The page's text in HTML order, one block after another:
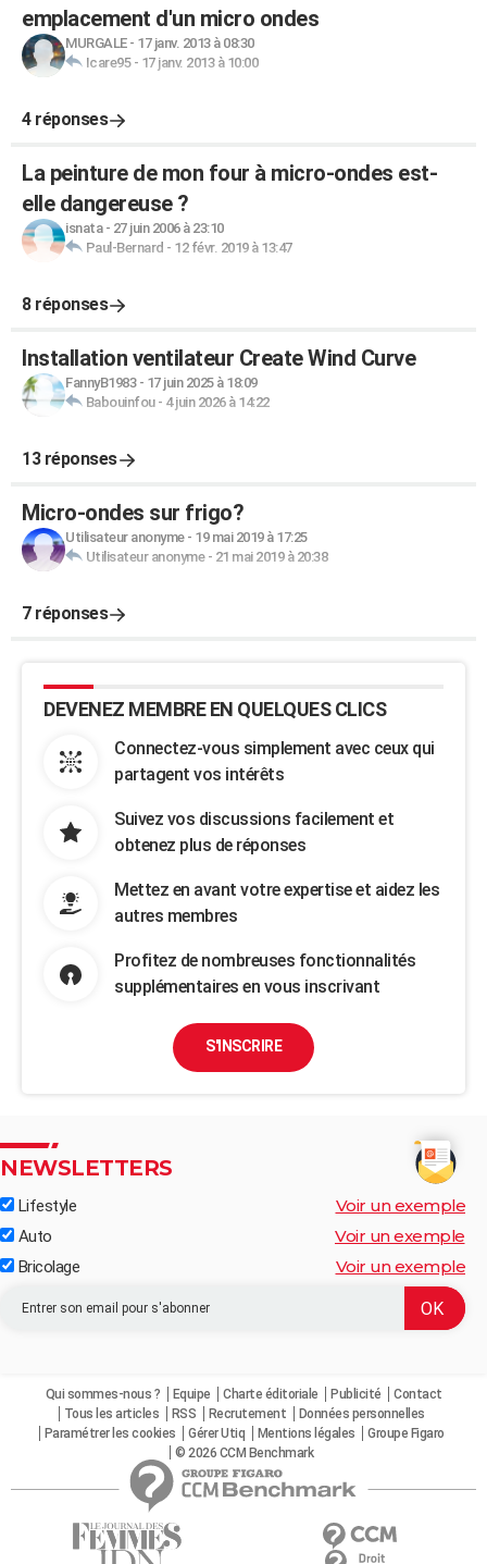
emplacement d'un micro ondes
MURGALE- 17 janv. 2013 à 08:30
Icare95- 17 janv. 2013 à 10:00
4 réponses
La peinture de mon four à micro-ondes est-
elle dangereuse ?
isnata- 27 juin 2006 à 23:10
Paul-Bernard - 12 févr. 2019 à 13:47
8 réponses
Installation ventilateur Create Wind Curve
FannyB1983- 17 juin 2025 à 18:09
Babouinfou- 4 juin 2026 à 14:22
13 réponses
Micro-ondes sur frigo?
Utilisateur anonyme- 19 mai 2019 à 17:25
Utilisateur anonyme- 21 mai 2019 à 20:38
7 réponses
DEVENEZ MEMBRE EN QUELQUES CLICS
Connectez-vous simplement avec ceux qui
partagent vos intérêts
Suivez vos discussions facilement et
obtenez plus de réponses
Mettez en avant votre expertise et aidez les
autres membres
Profitez de nombreuses fonctionnalités
supplémentaires en vous inscrivant
S'INSCRIRE
NEWSLETTERS
Lifestyle Voir un exemple
Auto Voir un exemple
Bricolage Voir un exemple
Qui sommes-nous ? Equipe Charte éditoriale Publicité
Contact
Tous les articles
RSS Recrutement
Données personnelles
Paramétrer les cookies
Gérer Utiq Mentions légales
Groupe Figaro
© 2026 CCM Benchmark